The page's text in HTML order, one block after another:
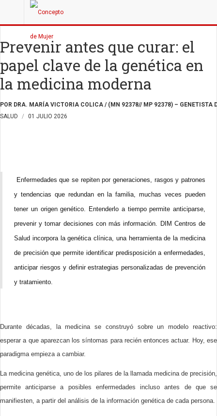
Prevenir antes que curar: el
papel clave de la genética en
la medicina moderna
POR DRA. MARÍA VICTORIA COLICA / (MN 92378// MP 92378) – GENETISTA
SALUD
01 JULIO 2026
Enfermedades que se repiten por generaciones, rasgos y patrones
y tendencias que redundan en la familia, muchas veces pueden
tener un origen genético. Entenderlo a tiempo permite anticiparse,
prevenir y tomar decisiones con más información. DIM Centros de
Salud incorpora la genética clínica, una herramienta de la medicina
de precisión que permite identificar predisposición a enfermedades,
anticipar riesgos y definir estrategias personalizadas de prevención
y tratamiento.
Durante décadas, la medicina se construyó sobre un modelo reactivo:
esperar a que aparezcan los síntomas para recién entonces actuar. Hoy, ese
paradigma empieza a cambiar.
La medicina genética, uno de los pilares de la llamada medicina de precisión,
permite anticiparse a posibles enfermedades incluso antes de que se
manifiesten, a partir del análisis de la información genética de cada persona.